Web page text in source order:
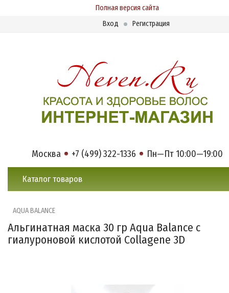
Полная версия сайта
Вход
Регистрация
Москва +7 (499) 322-1336 Пн—Пт 10:00—19:00
Каталог товаров
AQUA BALANCE
Альгинатная маска 30 гр Aqua Balance с
гиалуроновой кислотой Collagene 3D